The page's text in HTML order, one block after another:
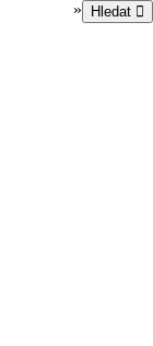
» Hledat